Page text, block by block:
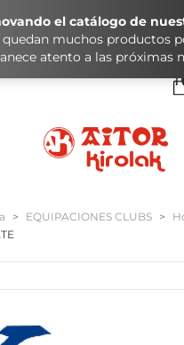
No hay elementos en el
SUBTOTAL:
> EQUIPACIONES CLUBS >
el catálogo de
muchos productos
atento a las próximas